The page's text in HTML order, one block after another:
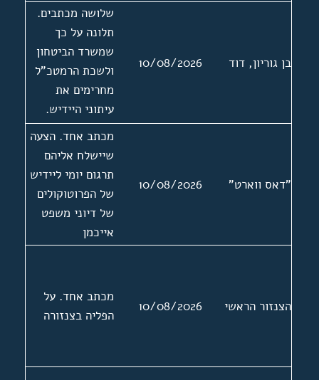
מצורפות שתי
ביקורות שנכתבו
על ספריו של
עלבערג. המכתב
השני ללא תאריך
בן גוריון, דוד 10/08/2026
שלושה מכתבים.
תלונה על כך
שמשרד הביטחון
ולשכת הרמטכ"ל
מחרימים את
עיתוני היידיש.
תגובה של צאנין
להתכתבות של בן
גוריון עם אליהו
סעדון בדרישה
לפטר את צאנין
"דאס ווארט" 10/08/2026
מכתב אחד. הצעה
שיישלח אליהם
תרגום יומי ליידיש
של הפרוטוקולים
של דיוני משפט
אייכמן
הצנזור הראשי 10/08/2026
מכתב אחד. על
הפליה בצנזורה